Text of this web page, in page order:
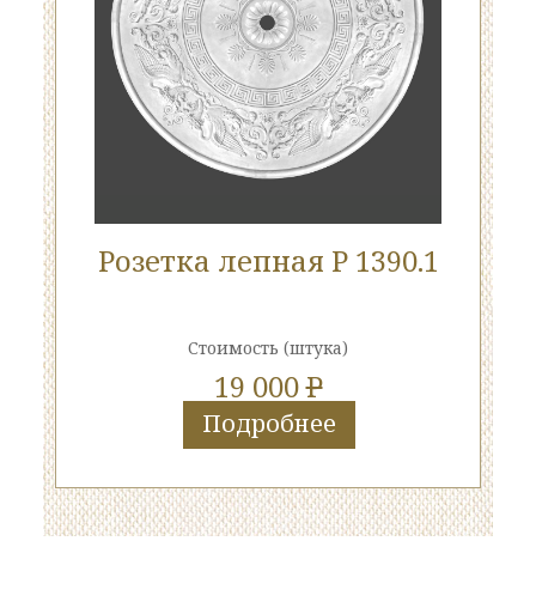
Розетка лепная Р 1390.1
Стоимость (штука)
19 000P
Подробнее